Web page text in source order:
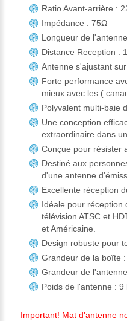
Ratio Avant-arrière :
Impédance : 75Ω
Longueur de
Distance Reception :
Antenne s'ajustant
Forte performance
mieux avec les (
Polyvalent multi-baie
Une conception
extraordinaire dans
Conçue pour résister
Destiné aux
d'une antenne
Excellente réception
Idéale pour réception
télévision ATSC et
et Américaine.
Design robuste pour
Grandeur de la boîte
Grandeur de
Poids de l'antenne : 9
Important! Mat d'antenne